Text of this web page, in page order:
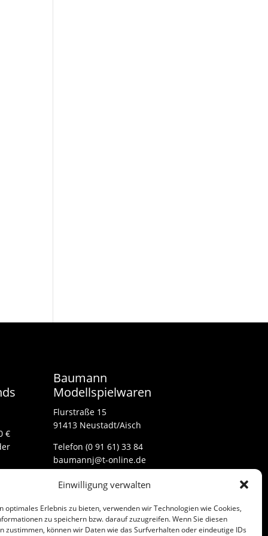
Einwilligung verwalten
optimales Erlebnis zu bieten, verwenden wir Technologien wie Cookies,
zu speichern bzw. darauf zuzugreifen. Wenn Sie diesen
zustimmen, können wir Daten wie das Surfverhalten oder eindeutige IDs
€
Baumann
Modellspielwaren
Flurstraße 15
91413 Neustadt/Aisch
Telefon (0 91 61) 33 84
baumannj@t-online.de
Kontakt
Impressum